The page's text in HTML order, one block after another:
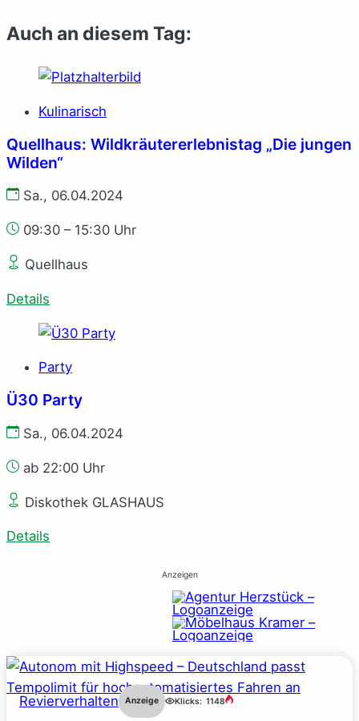
Auch an diesem Tag:
Kulinarisch
Quellhaus: Wildkräutererlebnistag „Die jungen
Wilden“
Sa., 06.04.2024
09:30 – 15:30 Uhr
Quellhaus
Details
Party
Ü30 Party
Sa., 06.04.2024
ab 22:00 Uhr
Diskothek GLASHAUS
Details
Anzeigen
Revierverhalten Anzeige Klicks: 1148